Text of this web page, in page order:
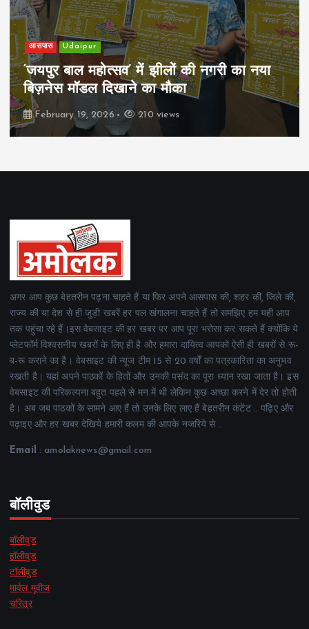
नया
खेल Udaipur
पिम्स मेवाड़ कप 2026: क्रॉसवर्ड व
रियल स्टेट्स ने मुकाबले जीते
February 19, 2026
अगर आप कुछ बेहतरीन पढ़ना चाहते हैं या फिर अपने आसपास की, शहर की, जिले की,
राज्य की या देश से ही जुड़ी खबरें हर पल खंगालना चाहते हैं तो समझिए हम यही आप
तक पहुंचा रहे हैं।इस वेबसाइट की हर खबर पर आप पूरा भरोसा कर सकते हैं क्योंकि ये
प्लेटफॉर्म विश्वसनीय खबरों के लिए ही है और हमारा दायित्व आपको ऐसी ही खबरों से रू-
ब-रू कराने का है। वेबसाइट की न्यूज टीम 15 से 20 वर्षों का पत्रकारिता का अनुभव
रखती है। यहां अपने पाठकों के हितों और उनकी पसंद का पूरा ध्यान रखा जाता है। इस
वेबसाइट की परिकल्पना बहुत पहले से मन में थी लेकिन कुछ अच्छा करने में देर तो होती
है। अब जब पाठकों के सामने आए हैं तो उनके लिए लाए हैं बेहतरीन कंटेंट .. पढ़िए और
पढ़ाइए और हर खबर देखिये हमारी कलम की आपके नजरिये से ..
Email : amolaknews@gmail.com
बॉलीवुड
बॉलीवुड
हॉलीवुड
टॉलीवुड
मार्वल मूवीज
चरित्र